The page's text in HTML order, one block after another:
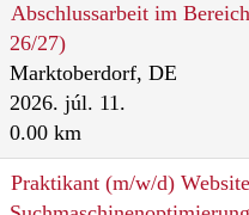
Abschlussarbeit im
26/27)
Marktoberdorf, DE
2026. júl. 11.
0.00 km
Praktikant (m/w/d)